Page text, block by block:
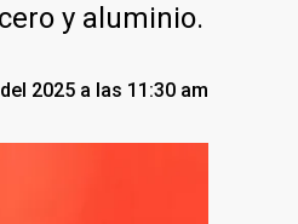
y aluminio.
2025 a las 11:30 am